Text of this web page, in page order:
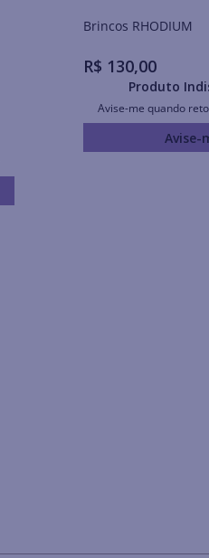
Brincos RHODIUM
R$ 130,00
Produto
Avise-me quando
Avise-